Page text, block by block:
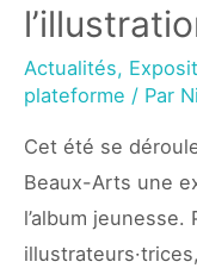
Actualités,
plateforme / Par
Cet été se
Beaux-Arts une
l’album jeunesse.